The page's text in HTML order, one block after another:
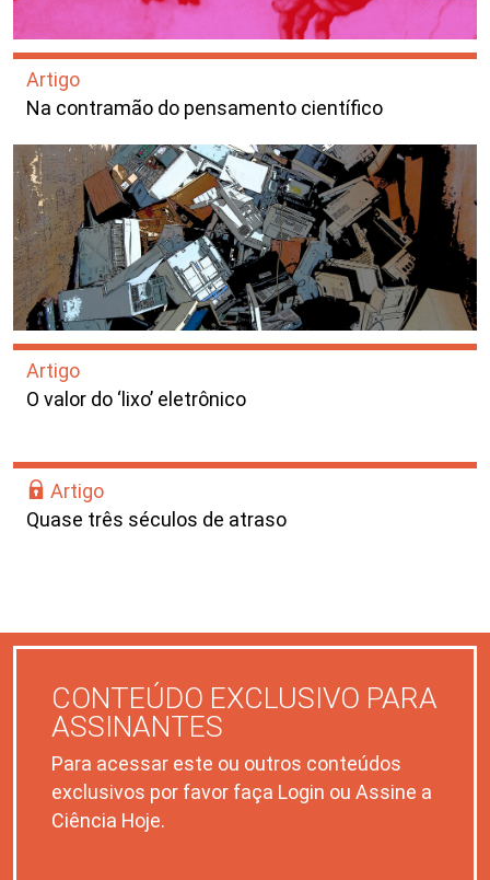
Artigo
Na contramão do pensamento científico
Artigo
O valor do ‘lixo’ eletrônico
Artigo
Quase três séculos de atraso
CONTEÚDO EXCLUSIVO PARA
ASSINANTES
Para acessar este ou outros conteúdos
exclusivos por favor faça Login ou Assine a
Ciência Hoje.